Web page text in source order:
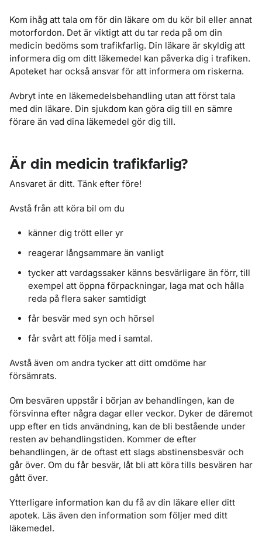
Kom ihåg att tala om för din läkare om du kör bil eller annat
motorfordon. Det är viktigt att du tar reda på om din
medicin bedöms som trafikfarlig. Din läkare är skyldig att
informera dig om ditt läkemedel kan påverka dig i trafiken.
Apoteket har också ansvar för att informera om riskerna.
Avbryt inte en läkemedelsbehandling utan att först tala
med din läkare. Din sjukdom kan göra dig till en sämre
förare än vad dina läkemedel gör dig till.
Är din medicin trafikfarlig?
Ansvaret är ditt. Tänk efter före!
Avstå från att köra bil om du
känner dig trött eller yr
reagerar långsammare än vanligt
tycker att vardagssaker känns besvärligare än förr, till
exempel att öppna förpackningar, laga mat och hålla
reda på flera saker samtidigt
får besvär med syn och hörsel
får svårt att följa med i samtal.
Avstå även om andra tycker att ditt omdöme har
försämrats.
Om besvären uppstår i början av behandlingen, kan de
försvinna efter några dagar eller veckor. Dyker de däremot
upp efter en tids användning, kan de bli bestående under
resten av behandlingstiden. Kommer de efter
behandlingen, är de oftast ett slags abstinensbesvär och
går över. Om du får besvär, låt bli att köra tills besvären har
gått över.
Ytterligare information kan du få av din läkare eller ditt
apotek. Läs även den information som följer med ditt
läkemedel.